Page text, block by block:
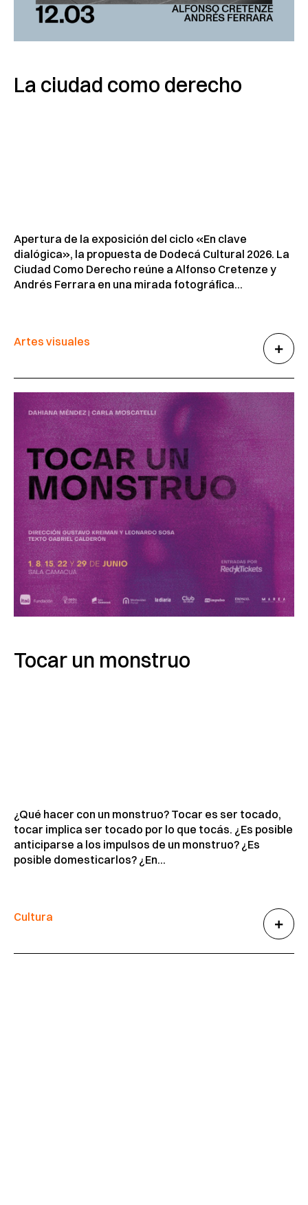
La ciudad como derecho
Apertura de la exposición del ciclo «En clave
dialógica», la propuesta de Dodecá Cultural 2026. La
Ciudad Como Derecho reúne a Alfonso Cretenze y
Andrés Ferrara en una mirada fotográfica...
Artes visuales
Tocar un monstruo
¿Qué hacer con un monstruo? Tocar es ser tocado,
tocar implica ser tocado por lo que tocás. ¿Es posible
anticiparse a los impulsos de un monstruo? ¿Es
posible domesticarlos? ¿En...
Cultura